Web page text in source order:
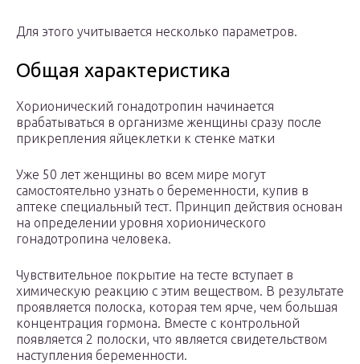
Для этого учитывается несколько параметров.
Общая характеристика
Хорионический гонадотропин начинается
врабатываться в организме женщины сразу после
прикрепления яйцеклетки к стенке матки
Уже 50 лет женщины во всем мире могут
самостоятельно узнать о беременности, купив в
аптеке специальный тест. Принцип действия основан
на определении уровня хорионического
гонадотропина человека.
Чувствительное покрытие на тесте вступает в
химическую реакцию с этим веществом. В результате
проявляется полоска, которая тем ярче, чем большая
концентрация гормона. Вместе с контрольной
появляется 2 полоски, что является свидетельством
наступления беременности.